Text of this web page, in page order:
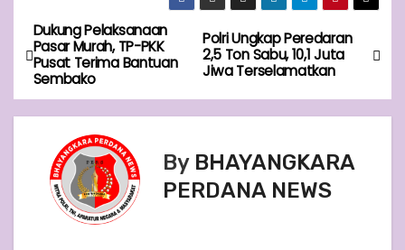
P
o
s
Polri Ungkap Peredaran
2,5 Ton Sabu, 10,1 Juta
Jiwa Terselamatkan
Dukung Pelaksanaan
Pasar Murah, TP-PKK
Pusat Terima Bantuan
Sembako
By BHAYANGKARA
PERDANA NEWS